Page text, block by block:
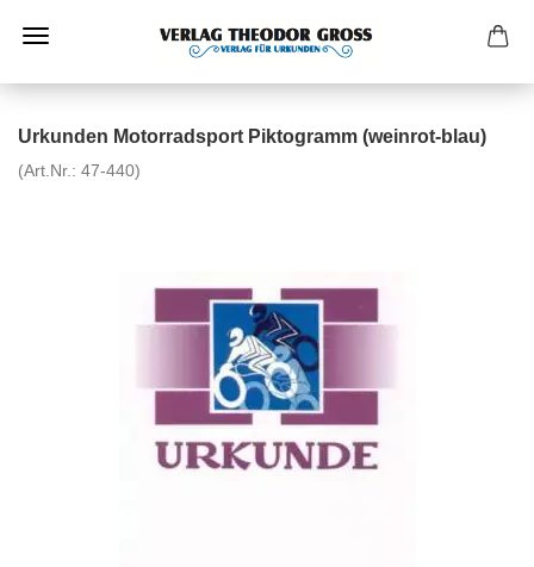
Urkunden Motorradsport Piktogramm (weinrot-blau)
(Art.Nr.: 47-440)